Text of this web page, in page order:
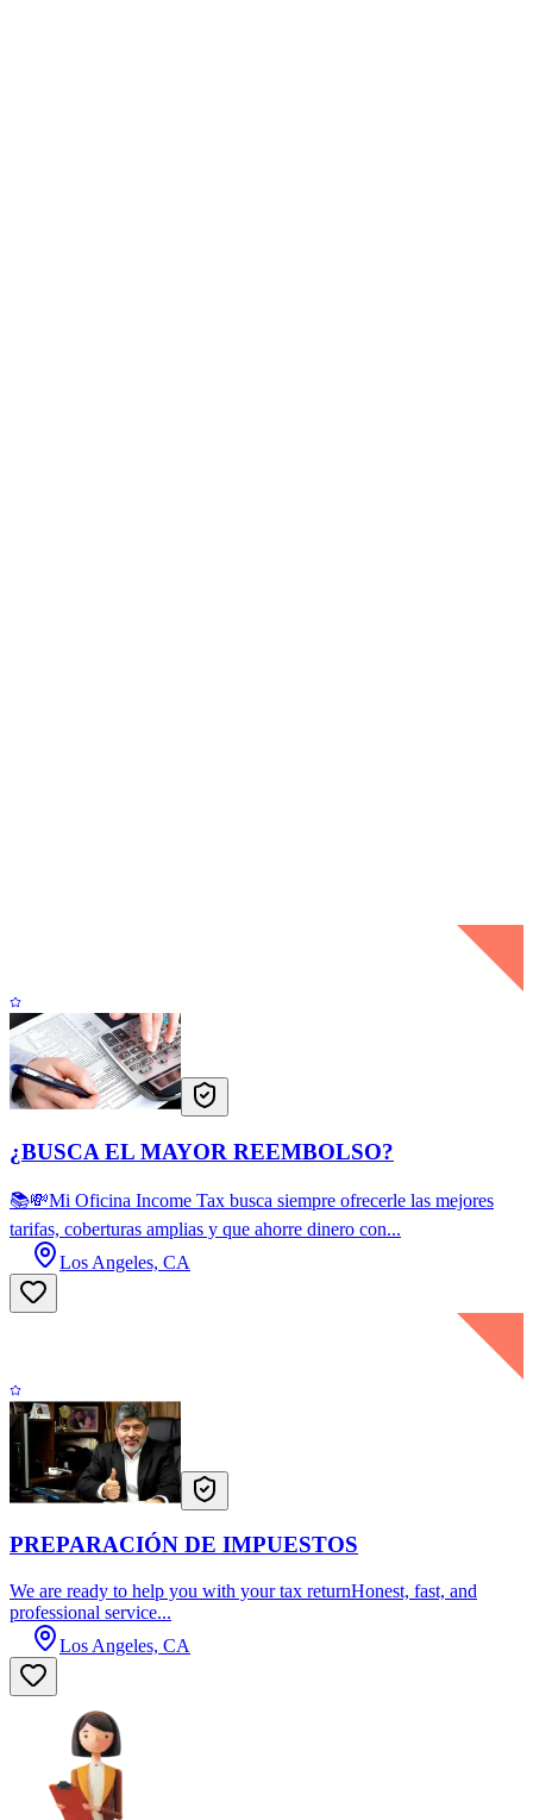
¿BUSCA EL MAYOR REEMBOLSO?
📚💸Mi Oficina Income Tax busca siempre ofrecerle las mejores
tarifas, coberturas amplias y que ahorre dinero con...
Los Angeles, CA
PREPARACIÓN DE IMPUESTOS
We are ready to help you with your tax returnHonest, fast, and
professional service...
Los Angeles, CA